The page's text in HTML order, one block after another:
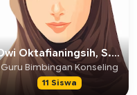
Dwi Oktafianingsih, S.Pd
Guru Bimbingan Konseling
11 Siswa